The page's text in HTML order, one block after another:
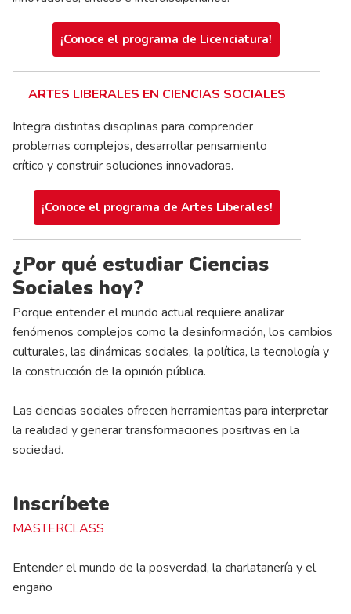
¡Conoce el programa de Licenciatura!
ARTES LIBERALES EN CIENCIAS SOCIALES
Integra distintas disciplinas para comprender
problemas complejos, desarrollar pensamiento
crítico y construir soluciones innovadoras.
¡Conoce el programa de Artes Liberales!
¿Por qué estudiar Ciencias
Sociales hoy?
Porque entender el mundo actual requiere analizar
fenómenos complejos como la desinformación, los cambios
culturales, las dinámicas sociales, la política, la tecnología y
la construcción de la opinión pública.
Las ciencias sociales ofrecen herramientas para interpretar
la realidad y generar transformaciones positivas en la
sociedad.
Inscríbete
MASTERCLASS
Entender el mundo de la posverdad, la charlatanería y el
engaño